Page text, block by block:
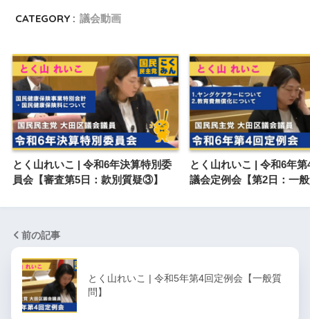
CATEGORY : 議会動画
とく山れいこ | 令和6年決算特別委
員会【審査第5日：款別質疑③】
とく山れいこ | 令和6年
議会定例会【第2日：一
前の記事
とく山れいこ | 令和5年第4回定例会【一般質
問】